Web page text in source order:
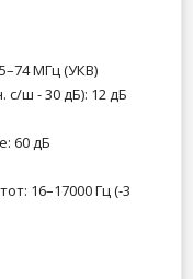
МГц (УКВ)
с/ш - 30 дБ): 12 дБ
60 дБ
16–17000 Гц (-3